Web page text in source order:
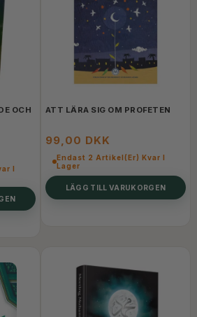
OCH
I
ATT LÄRA SIG OM PROFETEN
99,00 DKK
Endast 2 Artikel(er) Kvar I
Lager
LÄGG TILL VARUKORGEN